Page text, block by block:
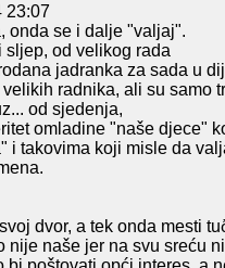
23:07
onda se i dalje "valjaj".
sljep, od velikog rada
jadranka za sada u
radnika, ali su samo
od sjedenja,
omladine "naše djece"
i takovima koji misle da
dvor, a tek onda mesti
nije naše jer na svu sreću